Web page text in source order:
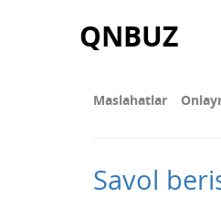
QNBUZ
Maslahatlar
Savol